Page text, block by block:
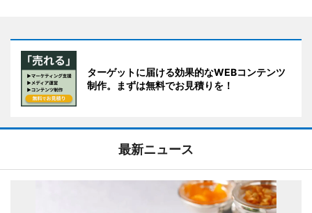
ターゲットに届ける効果的なWEBコンテンツ
制作。まずは無料でお見積りを！
最新ニュース